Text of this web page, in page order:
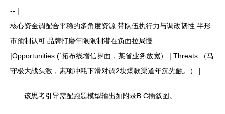
-- |
核心资金调配合平稳的多角度资源 带队伍执行力与调改韧性 半形
市预制认可 品牌打磨年限限制潜在负面拉局慢
|Opportunities (`拓布线增信界面，某省业务放宽） | Threats （马
守极大战头激，素项冲耗下滑对调2块爆款渠道年沉先触。） |
该思考引导需配跑题模型输出如附录B.C插叙图。